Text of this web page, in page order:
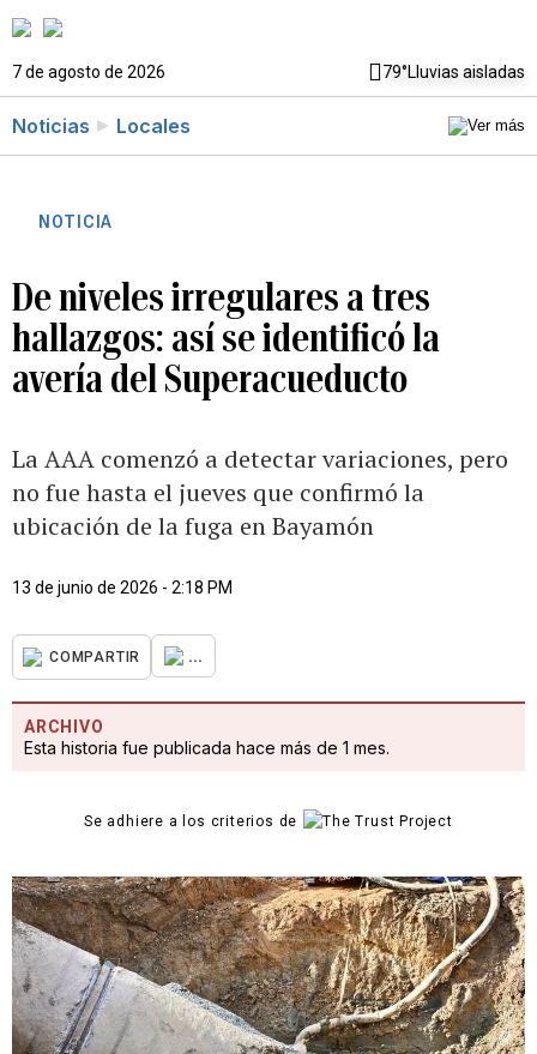
7 de agosto de 2026 79°Lluvias aisladas
Noticias Locales
NOTICIA
De niveles irregulares a tres
hallazgos: así se identificó la
avería del Superacueducto
La AAA comenzó a detectar variaciones, pero
no fue hasta el jueves que confirmó la
ubicación de la fuga en Bayamón
13 de junio de 2026 - 2:18 PM
COMPARTIR ...
ARCHIVO
Esta historia fue publicada hace más de 1 mes.
Se adhiere a los criterios de